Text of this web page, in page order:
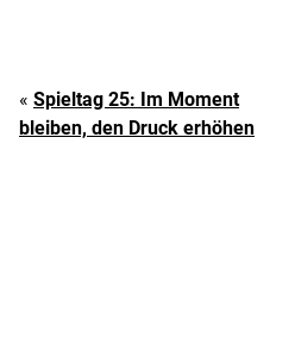
« Spieltag 25: Im Moment
bleiben, den Druck erhöhen